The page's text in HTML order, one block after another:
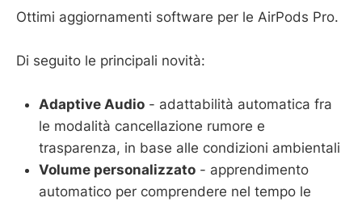
Ottimi aggiornamenti software per le AirPods Pro.
Di seguito le principali novità:
Adaptive Audio - adattabilità automatica fra
le modalità cancellazione rumore e
trasparenza, in base alle condizioni ambientali
Volume personalizzato - apprendimento
automatico per comprendere nel tempo le